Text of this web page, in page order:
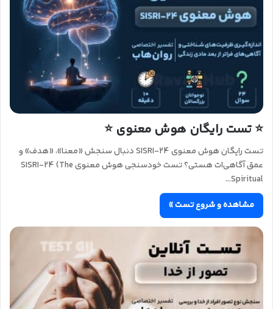
⭐ تست رایگان هوش معنوی ⭐
تست رایگان هوش معنوی SISRI-24 دنبال سنجش «معنا»، «هدف» و
عمق آگاهی‌ات هستی؟ تست خودسنجی هوش معنوی SISRI-24 (The
Spiritual…
مشاهده و شروع تست »